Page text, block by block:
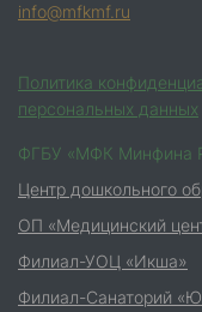
info@mfkmf.ru
Политика
персональных данных
ФГБУ «МФК Минфина
Центр дошкольного
ОП «Медицинский
Филиал-УОЦ «Икша»
Филиал-Санаторий